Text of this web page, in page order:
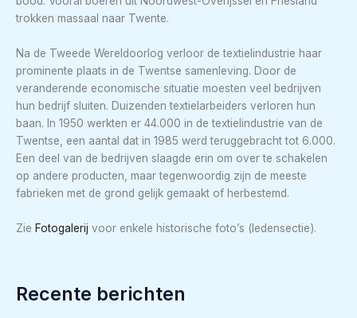
trokken massaal naar Twente.
Na de Tweede Wereldoorlog verloor de textielindustrie haar
prominente plaats in de Twentse samenleving. Door de
veranderende economische situatie moesten veel bedrijven
hun bedrijf sluiten. Duizenden textielarbeiders verloren hun
baan. In 1950 werkten er 44.000 in de textielindustrie van de
Twentse, een aantal dat in 1985 werd teruggebracht tot 6.000.
Een deel van de bedrijven slaagde erin om over te schakelen
op andere producten, maar tegenwoordig zijn de meeste
fabrieken met de grond gelijk gemaakt of herbestemd.
Zie Fotogalerij voor enkele historische foto’s (ledensectie).
Recente berichten